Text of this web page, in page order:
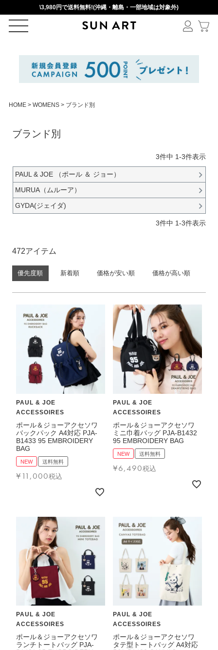
\3,980円で送料無料!(沖縄・離島・一部地域は対象外)
ログイン
カートを見る
アイテムを選択
バッグ
ショルダーバッグ
トートバッグ
ハンドバッグ
ボストンバッグ
バッグその他
折りたたみ・
コンパクト財布
コインケース
トラベルウォレット
名刺入れ・カードケース
キーケース
ポーチ
スマホショルダー
小物その他
HOME WOMENS ブランド別
ブランド別
3件中 1-3件表示
PAUL & JOE （ポール ＆ ジョー）
MURUA（ムルーア）
GYDA(ジェイダ)
3件中 1-3件表示
優先度順 新着順 価格が安い順 価格が高い順
472
PAUL & JOE
ACCESSOIRES
ポール＆ジョーアクセソワ
バックパック A4対応 PJA-
B1433 95 EMBROIDERY
BAG
NEW 送料無料
¥ 11,000税込
PAUL & JOE
ACCESSOIRES
ポール＆ジョーアクセソワ
ミニ巾着バッグ PJA-B1432
95 EMBROIDERY BAG
NEW 送料無料
¥6,490税込
PAUL & JOE
ACCESSOIRES
ポール＆ジョーアクセソワ
ランチトートバッグ PJA-
PAUL & JOE
ACCESSOIRES
ポール＆ジョーアクセソワ
タテ型トートバッグ A4対応